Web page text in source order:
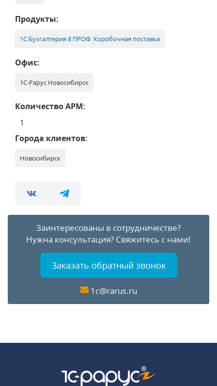
Продукты:
1С:Бухгалтерия 8 ПРОФ. Коробочная поставка
Офис:
1С-Рарус Новосибирск
Количество АРМ:
1
Города клиентов:
Новосибирск
Заинтересованы в сотрудничестве?
Нужна консультация? Свяжитесь с нами!
Заказать обратный звонок
1c@rarus.ru